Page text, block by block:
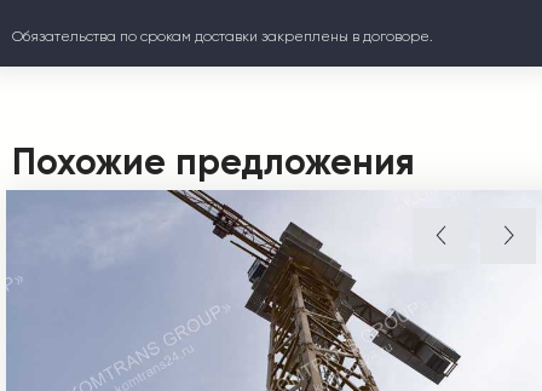
Обязательства по срокам доставки закреплены в договоре.
Похожие предложения